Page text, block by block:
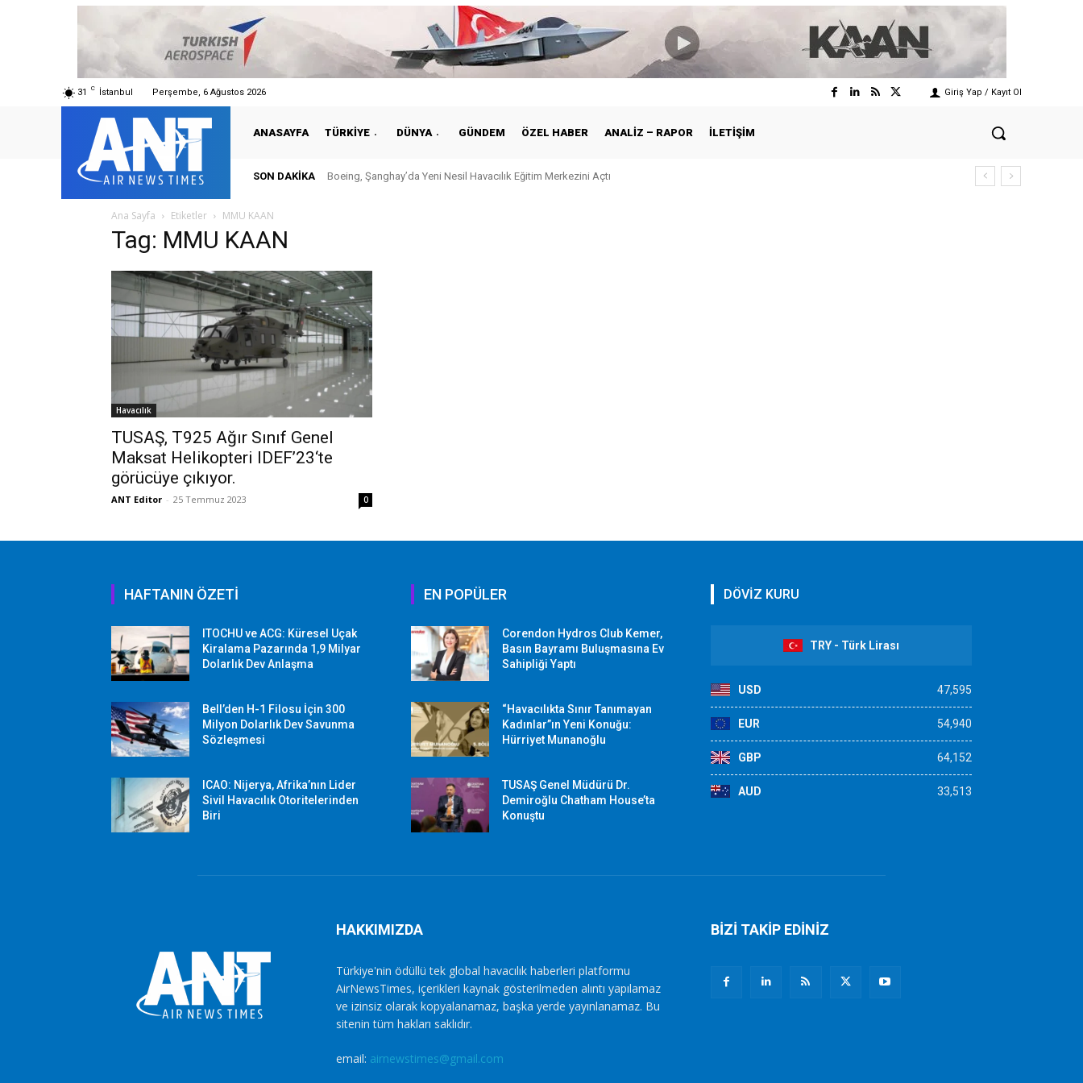
31 C İstanbul Perşembe, 6 Ağustos 2026 Giriş Yap / Kayıt Ol
ANASAYFA TÜRKIYE DÜNYA GÜNDEM ÖZEL HABER ANALIZ – RAPOR İLETIŞIM
SON DAKIKA Boeing, Şanghay’da Yeni Nesil Havacılık Eğitim Merkezini Açtı
Ana Sayfa Etiketler MMU KAAN
Tag: MMU KAAN
Havacılık
TUSAŞ, T925 Ağır Sınıf Genel
Maksat Helikopteri IDEF’23‘te
görücüye çıkıyor.
ANT Editor - 25 Temmuz 2023 0
HAFTANIN ÖZETİ
ITOCHU ve ACG: Küresel Uçak
Kiralama Pazarında 1,9 Milyar
Dolarlık Dev Anlaşma
Bell’den H-1 Filosu İçin 300
Milyon Dolarlık Dev Savunma
Sözleşmesi
ICAO: Nijerya, Afrika’nın Lider
Sivil Havacılık Otoritelerinden
Biri
EN POPÜLER
Corendon Hydros Club Kemer,
Basın Bayramı Buluşmasına Ev
Sahipliği Yaptı
“Havacılıkta Sınır Tanımayan
Kadınlar”ın Yeni Konuğu:
Hürriyet Munanoğlu
TUSAŞ Genel Müdürü Dr.
Demiroğlu Chatham House’ta
Konuştu
DÖVİZ KURU
TRY - Türk Lirası
USD 47,595
EUR 54,940
GBP 64,152
AUD 33,513
HAKKIMIZDA
Türkiye'nin ödüllü tek global havacılık haberleri platformu
AirNewsTimes, içerikleri kaynak gösterilmeden alıntı yapılamaz
ve izinsiz olarak kopyalanamaz, başka yerde yayınlanamaz. Bu
sitenin tüm hakları saklıdır.
email: airnewstimes@gmail.com
BİZİ TAKİP EDİNİZ